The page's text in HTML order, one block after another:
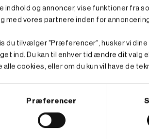
indhold og annoncer, vise funktioner fra
med vores partnere inden for
du tilvælger "Præferencer", husker vi
ind. Du kan til enhver tid ændre dit
cookies, eller om du kun vil have de
Præferencer